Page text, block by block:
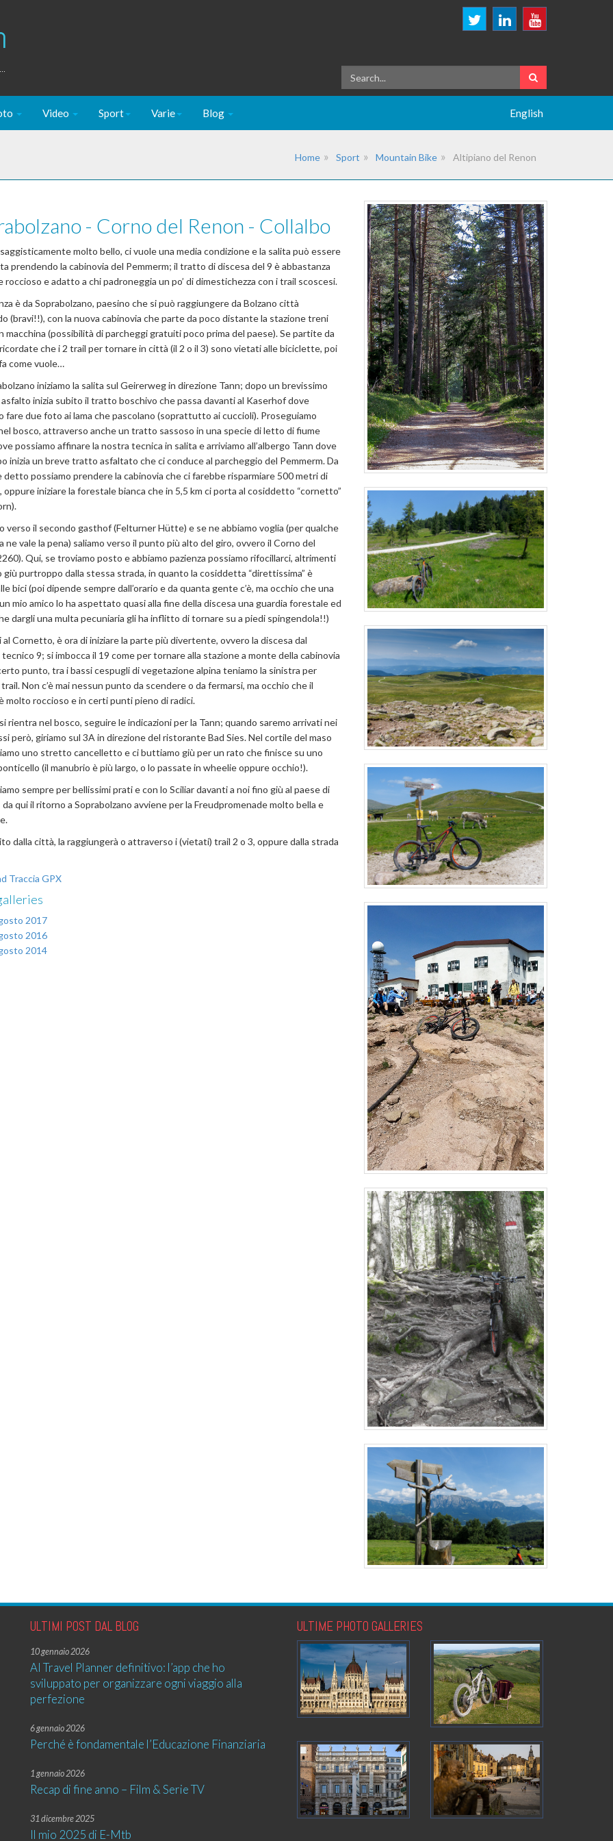
Video Sport Varie Blog English
Home Sport Mountain Bike Altipiano del Renon
- Corno del Renon - Collalbo
molto bello, ci vuole una media condizione e la salita può essere
prendendo la cabinovia del Pemmerm; il tratto di discesa del 9 è abbastanza
roccioso e adatto a chi padroneggia un po’ di dimestichezza con i trail scoscesi.
è da Soprabolzano, paesino che si può raggiungere da Bolzano città
(bravi!!), con la nuova cabinovia che parte da poco distante la stazione treni
macchina (possibilità di parcheggi gratuiti poco prima del paese). Se partite da
che i 2 trail per tornare in città (il 2 o il 3) sono vietati alle biciclette, poi
come vuole…
iniziamo la salita sul Geirerweg in direzione Tann; dopo un brevissimo
inizia subito il tratto boschivo che passa davanti al Kaserhof dove
fare due foto ai lama che pascolano (soprattutto ai cuccioli). Proseguiamo
bosco, attraverso anche un tratto sassoso in una specie di letto di fiume
possiamo affinare la nostra tecnica in salita e arriviamo all’albergo Tann dove
inizia un breve tratto asfaltato che ci conduce al parcheggio del Pemmerm. Da
detto possiamo prendere la cabinovia che ci farebbe risparmiare 500 metri di
oppure iniziare la forestale bianca che in 5,5 km ci porta al cosiddetto “cornetto”
verso il secondo gasthof (Felturner Hütte) e se ne abbiamo voglia (per qualche
ne vale la pena) saliamo verso il punto più alto del giro, ovvero il Corno del
Qui, se troviamo posto e abbiamo pazienza possiamo rifocillarci, altrimenti
giù purtroppo dalla stessa strada, in quanto la cosiddetta “direttissima” è
bici (poi dipende sempre dall’orario e da quanta gente c’è, ma occhio che una
mio amico lo ha aspettato quasi alla fine della discesa una guardia forestale ed
dargli una multa pecuniaria gli ha inflitto di tornare su a piedi spingendola!!)
al Cornetto, è ora di iniziare la parte più divertente, ovvero la discesa dal
9; si imbocca il 19 come per tornare alla stazione a monte della cabinovia
punto, tra i bassi cespugli di vegetazione alpina teniamo la sinistra per
Non c’è mai nessun punto da scendere o da fermarsi, ma occhio che il
molto roccioso e in certi punti pieno di radici.
rientra nel bosco, seguire le indicazioni per la Tann; quando saremo arrivati nei
però, giriamo sul 3A in direzione del ristorante Bad Sies. Nel cortile del maso
uno stretto cancelletto e ci buttiamo giù per un rato che finisce su uno
(il manubrio è più largo, o lo passate in wheelie oppure occhio!).
sempre per bellissimi prati e con lo Sciliar davanti a noi fino giù al paese di
qui il ritorno a Soprabolzano avviene per la Freudpromenade molto bella e
dalla città, la raggiungerà o attraverso i (vietati) trail 2 o 3, oppure dalla strada
Traccia GPX
2017
2016
2014
ULTIMI POST DAL BLOG
10 gennaio 2026
AI Travel Planner definitivo: l’app che ho
sviluppato per organizzare ogni viaggio alla
perfezione
6 gennaio 2026
Perché è fondamentale l’Educazione Finanziaria
1 gennaio 2026
Recap di fine anno – Film & Serie TV
31 dicembre 2025
Il mio 2025 di E-Mtb
ULTIME PHOTO GALLERIES